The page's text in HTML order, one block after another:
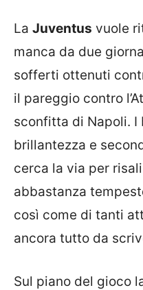
La Juventus vuole
manca da due
sofferti ottenuti
il pareggio contro
sconfitta di Napoli. I
brillantezza e
cerca la via per
abbastanza
così come di tanti
ancora tutto da
Sul piano del gioco